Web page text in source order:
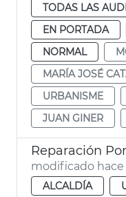
TODAS LAS
EN PORTADA
NORMAL
MARÍA JOSÉ
URBANISME
JUAN GINER
modificado hace
ALCALDÍA